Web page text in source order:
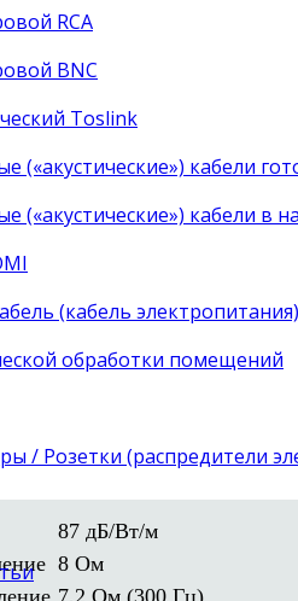
RCA
BNC
Toslink
(«акустические») кабели
(«акустические») кабели в
(кабель электропитания)
обработки помещений
/ Розетки (распредители
параметров и звука)
выставке в Милане. Оба
в объект искусства.
от музыкального инструмента.
Wave делается из
искусства с
разработаны новые
мм используется без
с шелковым
подсказок записи
непосредственно у
87 дБ/Вт/м
8 Ом
7,2 Ом (300 Гц)